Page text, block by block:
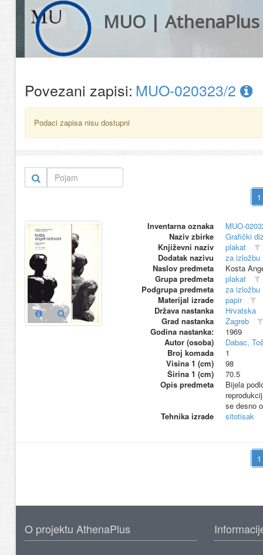
MUO | AthenaPlus
Povezani zapisi: MUO-020323/2
Podaci zapisa nisu dostupni
Inventarna oznaka
MUO-
Naziv zbirke
Grafički
Književni naziv
plakat
Dodatak nazivu
za izložbu
Naslov predmeta
Kosta
Grupa predmeta
plakat
Podgrupa predmeta
za izložbu
Materijal izrade
papir
Država nastanka
Hrvatska
Grad nastanka
Zagreb
Godina nastanka:
1969
Autor (osoba)
Dabac,
Broj komada
1
Visina 1 (cm)
98
Širina 1 (cm)
70.5
Opis predmeta
Bijela
se desno
Tehnika izrade
sitotisak
O projektu AthenaPlus